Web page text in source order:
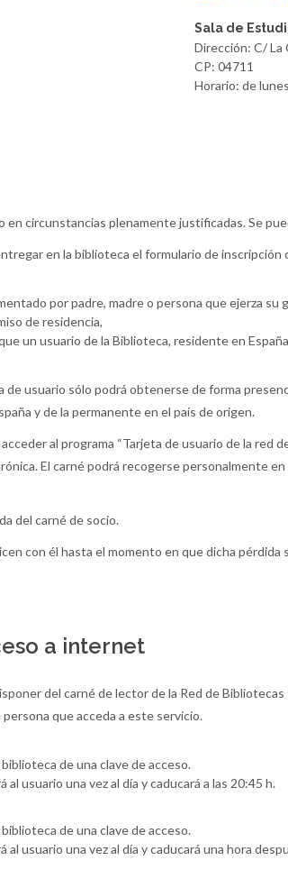
Sala de
Dirección: C/ La
CP: 04711
Horario: de
en circunstancias plenamente justificadas. Se
en la biblioteca el formulario de
por padre, madre o persona que ejerza
de residencia,
un usuario de la Biblioteca, residente en
usuario sólo podrá obtenerse de forma
y de la permanente en el país de origen.
al programa “Tarjeta de usuario de la red
El carné podrá recogerse personalmente
del carné de socio.
con él hasta el momento en que dicha pérdida
a internet
del carné de lector de la Red de
que acceda a este servicio.
de una clave de acceso.
usuario una vez al día y caducará a las 20:45 h.
de una clave de acceso.
usuario una vez al día y caducará una hora